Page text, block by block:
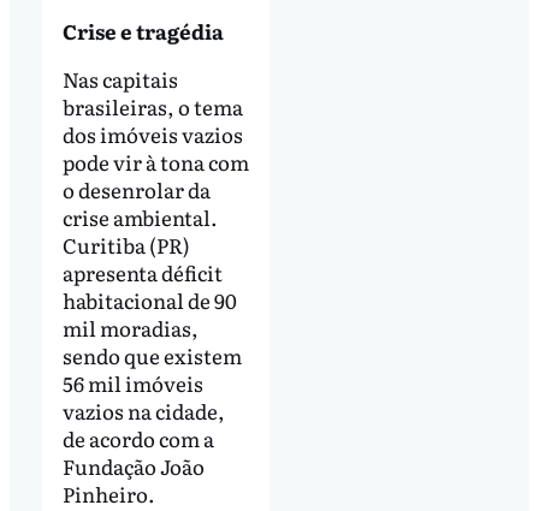
Crise e tragédia
Nas capitais
brasileiras, o tema
dos imóveis vazios
pode vir à tona com
o desenrolar da
crise ambiental.
Curitiba (PR)
apresenta déficit
habitacional de 90
mil moradias,
sendo que existem
56 mil imóveis
vazios na cidade,
de acordo com a
Fundação João
Pinheiro.